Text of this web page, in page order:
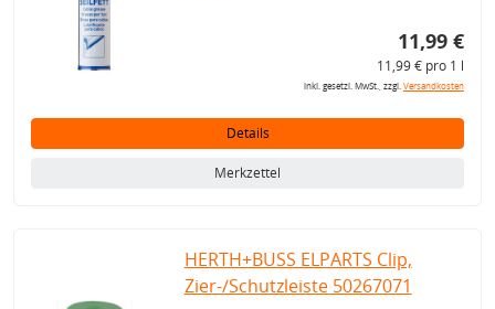
11,99 €
11,99 € pro 1 l
inkl. gesetzl. MwSt., zzgl.Versandkosten
Details
Merkzettel
HERTH+BUSS ELPARTS Clip,
Zier-/Schutzleiste 50267071